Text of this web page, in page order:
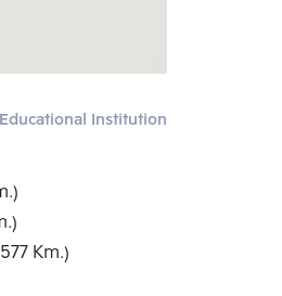
Institution
Km.)